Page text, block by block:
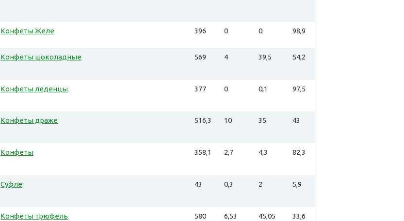
Конфеты Желе 396 0 0 98,9
Конфеты шоколадные 569 4 39,5 54,2
Конфеты леденцы 377 0 0,1 97,5
Конфеты драже 516,3 10 35 43
Конфеты 358,1 2,7 4,3 82,3
Суфле 43 0,3 2 5,9
Конфеты трюфель 580 6,53 45,05 33,6